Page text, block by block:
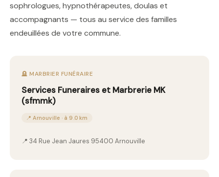
sophrologues, hypnothérapeutes, doulas et
accompagnants — tous au service des familles
endeuillées de votre commune.
🪦 MARBRIER FUNÉRAIRE
Services Funeraires et Marbrerie MK
(sfmmk)
📍 Arnouville · à 9.0 km
📍 34 Rue Jean Jaures 95400 Arnouville